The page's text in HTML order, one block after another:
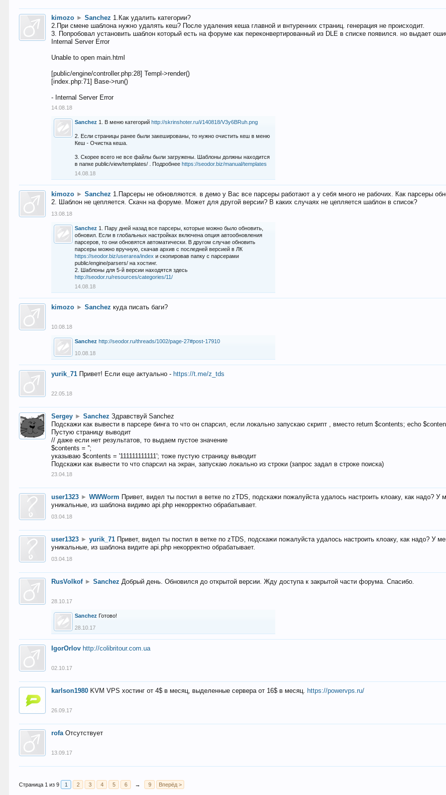
kimozo ► Sanchez 1.Как удалить категории?
2.При смене шаблона нужно удалять кеш? После удаления кеша главной и внтуренних страниц. генерация не происходит.
3. Попробовал установить шаблон который есть на форуме как переконвертированный из DLE в списке появился. но выдает
Internal Server Error
Unable to open main.html
[public/engine/controller.php:28] Templ->render()
[index.php:71] Base->run()
- Internal Server Error
14.08.18
Sanchez 1. В меню категорийhttp://skrinshoter.ru/i/140818/V3y6BRuh.png
2. Если страницы ранее были закешированы, то нужно очистить кеш в меню
Кеш - Очистка кеша.
3. Скорее всего не все файлы были загружены. Шаблоны должны находится
в папке public/view/templates/ . Подробнееhttps://seodor.biz/manual/templates
14.08.18
kimozo ► Sanchez 1.Парсеры не обновляются. в демо у Вас все парсеры работают а у себя много не рабочих. Как парсеры
2. Шаблон не цепляется. Скачн на форуме. Может для другой версии? В каких случаях не цепляется шаблон в список?
13.08.18
Sanchez 1. Пару дней назад все парсеры, которые можно было обновить,
обновил. Если в глобальных настройках включена опция автообновления
парсеров, то они обновятся автоматически. В другом случае обновить
парсеры можно вручную, скачав архив с последней версией в ЛК
https://seodor.biz/userarea/index и скопировав папку с парсерами
public/engine/parsers/ на хостинг.
2. Шаблоны для 5-й версии находятся здесь
http://seodor.ru/resources/categories/11/
14.08.18
kimozo ► Sanchez куда писать баги?
10.08.18
Sanchez http://seodor.ru/threads/1002/page-27#post-17910
10.08.18
yurik_71 Привет! Если еще актуально - https://t.me/z_tds
22.05.18
Sergey ► Sanchez Здравствуй Sanchez
Подскажи как вывести в парсере бинга то что он спарсил, если локально запускаю скрипт , вместо return $contents; echo
Пустую страницу выводит
// даже если нет результатов, то выдаем пустое значение
$contents = '';
указываю $contents = '111111111111'; тоже пустую страницу выводит
Подскажи как вывести то что спарсил на экран, запускаю локально из строки (запрос задал в строке поиска)
23.04.18
user1323 ► WWWorm Привет, видел ты постил в ветке по zTDS, подскажи пожалуйста удалось настроить клоаку, как надо?
уникальные, из шаблона видимо api.php некорректно обрабатывает.
03.04.18
user1323 ► yurik_71 Привет, видел ты постил в ветке по zTDS, подскажи пожалуйста удалось настроить клоаку, как надо? У
уникальные, из шаблона видите api.php некорректно обрабатывает.
03.04.18
RusVolkof ► Sanchez Добрый день. Обновился до открытой версии. Жду доступа к закрытой части форума. Спасибо.
28.10.17
Sanchez Готово!
28.10.17
IgorOrlov http://colibritour.com.ua
02.10.17
karlson1980 KVM VPS хостинг от 4$ в месяц, выделенные сервера от 16$ в месяц. https://powervps.ru/
26.09.17
rofa Отсутствует
13.09.17
Страница 1 из 9 1 2 3 4 5 6 → 9 Вперёд >